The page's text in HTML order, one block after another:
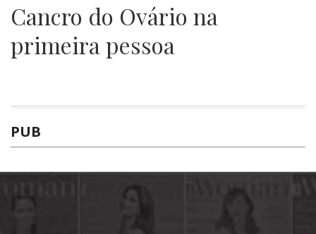
Cancro do Ovário na
primeira pessoa
PUB